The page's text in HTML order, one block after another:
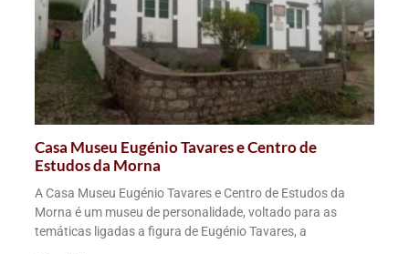
Casa Museu Eugénio Tavares e Centro de
Estudos da Morna
A Casa Museu Eugénio Tavares e Centro de Estudos da
Morna é um museu de personalidade, voltado para as
temáticas ligadas a figura de Eugénio Tavares, a